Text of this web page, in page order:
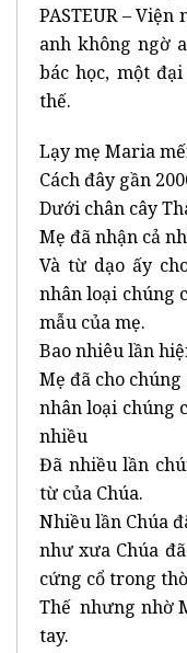
PASTEUR –
anh không ngờ
bác học, một
thế.
Lạy mẹ Maria
Cách đây gần
Dưới chân cây
Mẹ đã nhận cả
Và từ dạo ấy
nhân loại chúng
mẫu của mẹ.
Bao nhiêu lần
Mẹ đã cho
nhân loại chúng
nhiều
Đã nhiều lần
từ của Chúa.
Nhiều lần Chúa
như xưa Chúa
cứng cổ trong
Thế nhưng nhờ
tay.